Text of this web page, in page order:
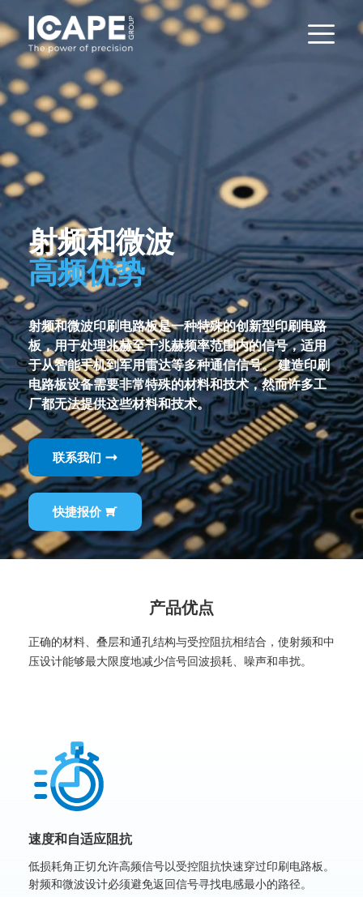
射频和微波
高频优势
射频和微波印刷电路板是一种特殊的创新型印刷电路
板，用于处理兆赫至千兆赫频率范围内的信号，适用
于从智能手机到军用雷达等多种通信信号。 建造印刷
电路板设备需要非常特殊的材料和技术，然而许多工
厂都无法提供这些材料和技术。
联系我们
快捷报价
产品优点
正确的材料、叠层和通孔结构与受控阻抗相结合，使射频和中
压设计能够最大限度地减少信号回波损耗、噪声和串扰。
速度和自适应阻抗
低损耗角正切允许高频信号以受控阻抗快速穿过印刷电路板。
射频和微波设计必须避免返回信号寻找电感最小的路径。